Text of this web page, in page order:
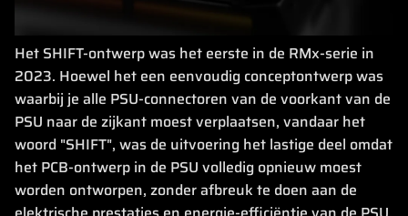
Het SHIFT-ontwerp was het eerste in de RMx-serie in
2023. Hoewel het een eenvoudig conceptontwerp was
waarbij je alle PSU-connectoren van de voorkant van de
PSU naar de zijkant moest verplaatsen, vandaar het
woord "SHIFT", was de uitvoering het lastige deel omdat
het PCB-ontwerp in de PSU volledig opnieuw moest
worden ontworpen, zonder afbreuk te doen aan de